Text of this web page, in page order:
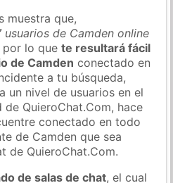
muestra que,
usuarios de Camden online
por lo quete resultará fácil
de Camden conectado en
a tu búsqueda,
un nivel de usuarios en el
QuieroChat.Com, hace
conectado en todo
de Camden que sea
de QuieroChat.Com.
de salas de chat, el cual